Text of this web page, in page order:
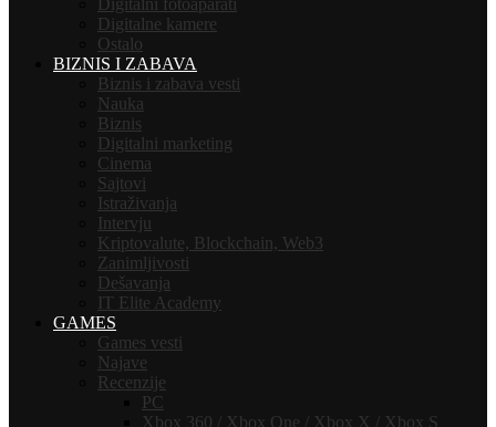
Digitalni fotoaparati
Digitalne kamere
Ostalo
BIZNIS I ZABAVA
Biznis i zabava vesti
Nauka
Biznis
Digitalni marketing
Cinema
Sajtovi
Istraživanja
Intervju
Kriptovalute, Blockchain, Web3
Zanimljivosti
Dešavanja
IT Elite Academy
GAMES
Games vesti
Najave
Recenzije
PC
Xbox 360 / Xbox One / Xbox X / Xbox S